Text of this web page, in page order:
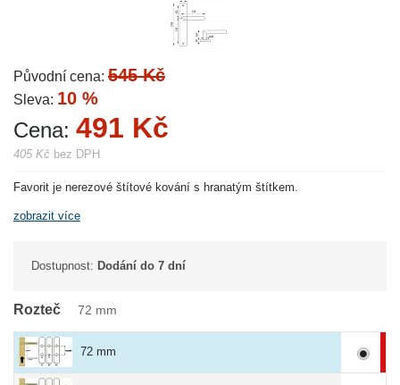
Původní cena: 545 Kč
Sleva: 10 %
Cena: 491 Kč
405 Kč bez DPH
Favorit je nerezové štítové kování s hranatým štítkem.
zobrazit více
Dostupnost: Dodání do 7 dní
Rozteč 72 mm
72 mm